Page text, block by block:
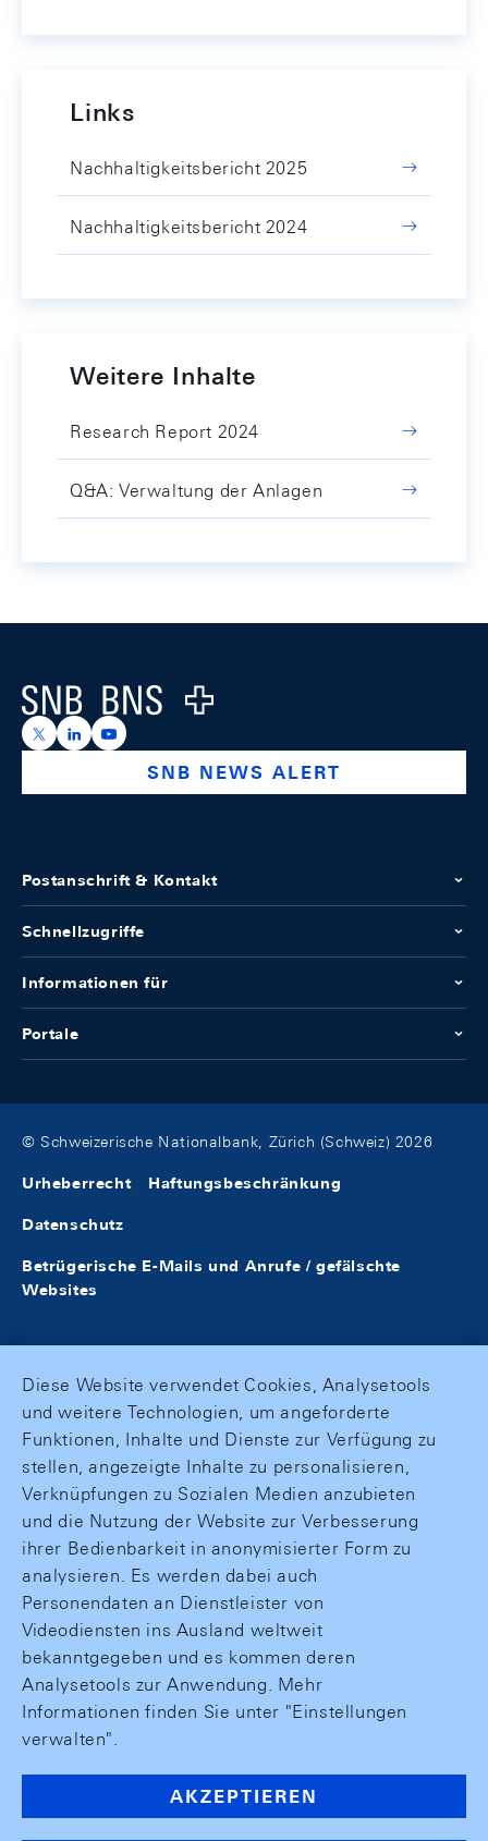
Links
Nachhaltigkeitsbericht 2025
Nachhaltigkeitsbericht 2024
Weitere Inhalte
Research Report 2024
Q&A: Verwaltung der Anlagen
Logo
https://x.com/snb_bns
https://ch.linkedin.com/company/swiss-national-
https://www.youtube.com/@swissnationalbank
SNB NEWS ALERT
Postanschrift & Kontakt
Schnellzugriffe
Informationen für
Portale
© Schweizerische Nationalbank, Zürich (Schweiz) 2026
Urheberrecht Haftungsbeschränkung
Datenschutz
Betrügerische E-Mails und Anrufe / gefälschte
Websites
Diese Website verwendet Cookies, Analysetools
und weitere Technologien, um angeforderte
Funktionen, Inhalte und Dienste zur Verfügung zu
stellen, angezeigte Inhalte zu personalisieren,
Verknüpfungen zu Sozialen Medien anzubieten
und die Nutzung der Website zur Verbesserung
ihrer Bedienbarkeit in anonymisierter Form zu
analysieren. Es werden dabei auch
Personendaten an Dienstleister von
Videodiensten ins Ausland weltweit
bekanntgegeben und es kommen deren
Analysetools zur Anwendung. Mehr
Informationen finden Sie unter "Einstellungen
verwalten".
AKZEPTIEREN